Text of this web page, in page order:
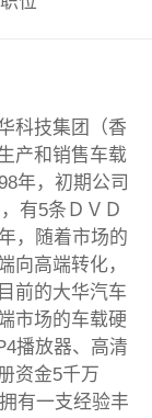
科技集团（香
产和销售车载
年，初期公司
有5条ＤＶＤ
，随着市场的
向高端转化，
前的大华汽车
市场的车载硬
播放器、高清
资金5千万
有一支经验丰